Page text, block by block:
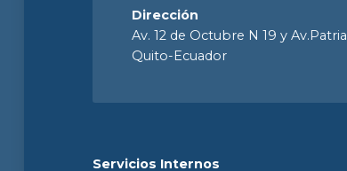
Dirección
Av. 12 de Octubre N 19 y Av.Patria
Quito-Ecuador
Servicios Internos